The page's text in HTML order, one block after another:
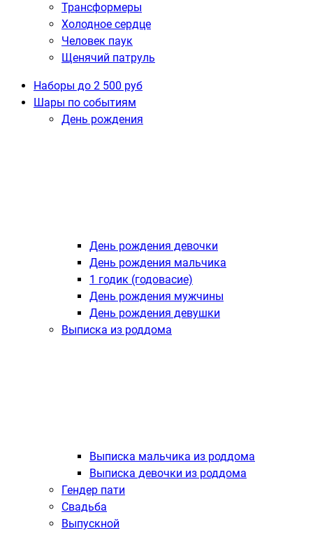
Трансформеры
Холодное сердце
Человек паук
Щенячий патруль
Наборы до 2 500 руб
Шары по событиям
День рождения
День рождения девочки
День рождения мальчика
1 годик (годовасие)
День рождения мужчины
День рождения девушки
Выписка из роддома
Выписка мальчика из роддома
Выписка девочки из роддома
Гендер пати
Свадьба
Выпускной